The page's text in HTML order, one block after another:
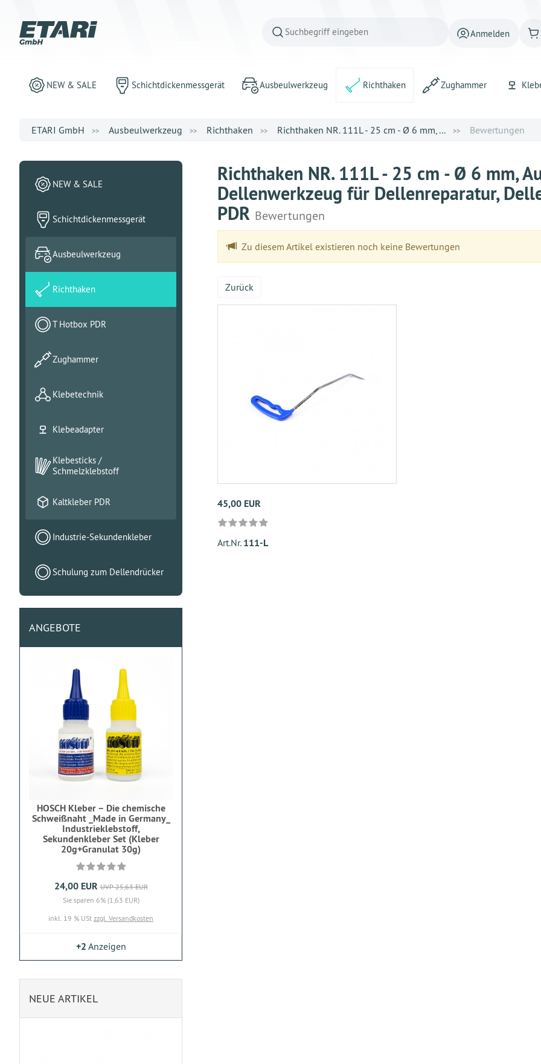
Anmelden
NEW & SALE Schichtdickenmessgerät Ausbeulwerkzeug Richthaken Zughammer
ETARI GmbH Ausbeulwerkzeug Richthaken Richthaken NR. 111L - 25 cm - Ø 6 mm, ... Bewertungen
Richthaken NR. 111L - 25 cm - Ø 6 mm,
Dellenwerkzeug für Dellenreparatur,
PDR Bewertungen
Zu diesem Artikel existieren noch keine Bewertungen
Zurück
45,00 EUR
Art.Nr. 111-L
NEW & SALE
Schichtdickenmessgerät
Ausbeulwerkzeug
Richthaken
T Hotbox PDR
Zughammer
Klebetechnik
Klebeadapter
Klebesticks /
Schmelzklebstoff
Kaltkleber PDR
Industrie-Sekundenkleber
Schulung zum Dellendrücker
ANGEBOTE
HOSCH Kleber – Die chemische
Schweißnaht _Made in Germany_
Industrieklebstoff,
Sekundenkleber Set (Kleber
20g+Granulat 30g)
24,00 EUR UVP 25,63 EUR
Sie sparen 6% (1,63 EUR)
inkl. 19 % USt zzgl. Versandkosten
+2 Anzeigen
NEUE ARTIKEL